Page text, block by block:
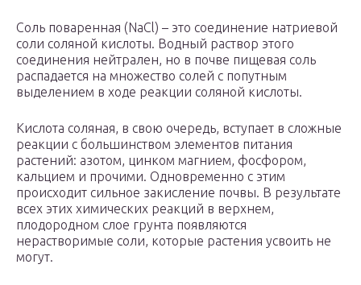
Соль поваренная (NaCl) – это соединение натриевой
соли соляной кислоты. Водный раствор этого
соединения нейтрален, но в почве пищевая соль
распадается на множество солей с попутным
выделением в ходе реакции соляной кислоты.
Кислота соляная, в свою очередь, вступает в сложные
реакции с большинством элементов питания
растений: азотом, цинком магнием, фосфором,
кальцием и прочими. Одновременно с этим
происходит сильное закисление почвы. В результате
всех этих химических реакций в верхнем,
плодородном слое грунта появляются
нерастворимые соли, которые растения усвоить не
могут.